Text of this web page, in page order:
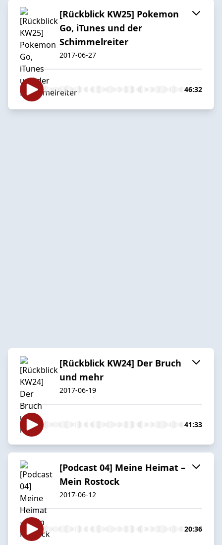
[Rückblick KW25] Pokemon
Go, iTunes und der
Schimmelreiter
2017-06-27
46:32
[Rückblick KW24] Der Bruch
und mehr
2017-06-19
41:33
[Podcast 04] Meine Heimat –
Mein Rostock
2017-06-12
20:36